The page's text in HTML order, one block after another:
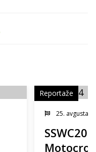
25. avgusta
Reportaže